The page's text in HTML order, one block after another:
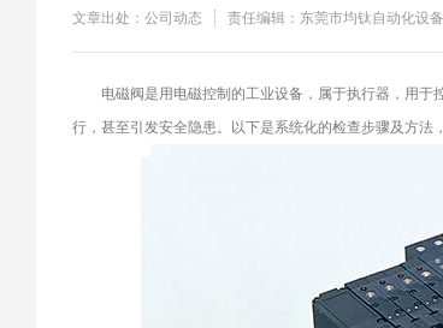
文章出处：公司动态 责任编辑：东莞市均钛自动化设
电磁阀是用电磁控制的工业设备，属于执行器，用于
行，甚至引发安全隐患。以下是系统化的检查步骤及方法